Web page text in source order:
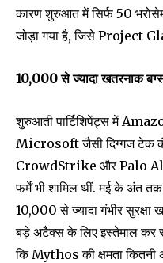
कारण शुरुआत में सिर्फ 50
जोड़ा गया है, जिसे Project
10,000 से ज्यादा खतरनाक
शुरुआती पार्टिशिपेंट्स में
Microsoft जैसी दिग्गज टेक
CrowdStrike और Palo
फर्में भी शामिल थीं. मई के अंत
10,000 से ज्यादा गंभीर सुरक्षा
बड़े अटैक्स के लिए इस्तेमाल कर
कि Mythos की क्षमता कितनी